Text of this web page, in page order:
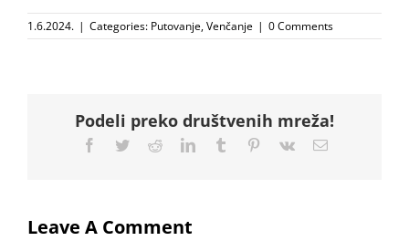
1.6.2024. | Categories: Putovanje,Venčanje | 0 Comments
Podeli preko društvenih mreža!
Facebook
TwitterRedditLinkedInTumblr Pinterest
Vk Email
Leave A Comment